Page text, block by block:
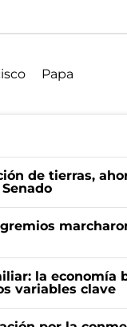
Papa
de tierras,
la economía
variables clave